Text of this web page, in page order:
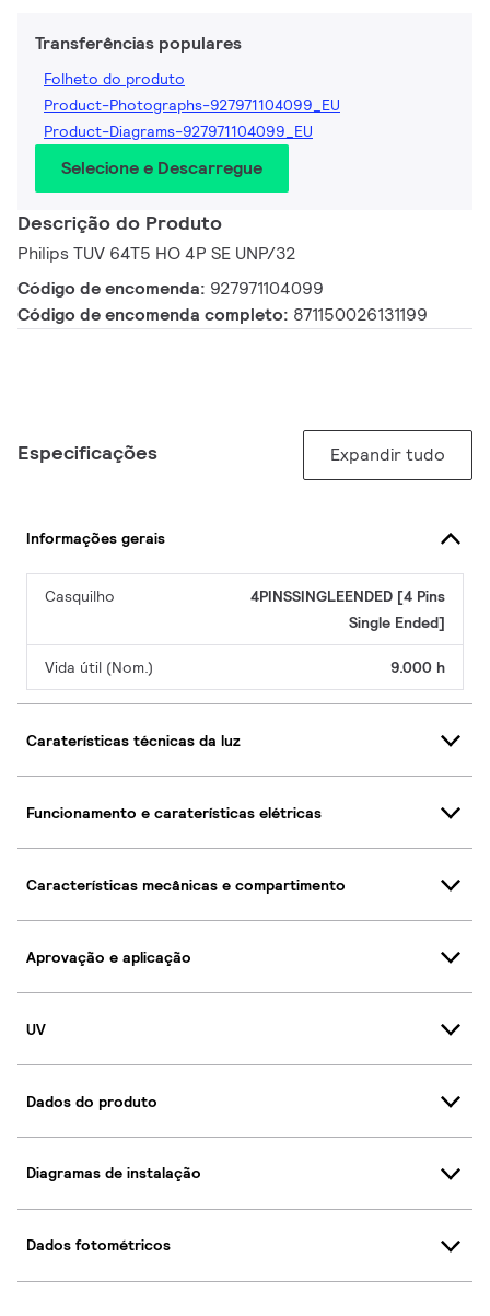
Transferências populares
Folheto do produto
Product-Photographs-927971104099_EU
Product-Diagrams-927971104099_EU
Selecione e Descarregue
Descrição do Produto
Philips TUV 64T5 HO 4P SE UNP/32
Código de encomenda: 927971104099
Código de encomenda completo: 871150026131199
Especificações Expandir tudo
Informações gerais
Casquilho
4PINSSINGLEENDED [4 Pins
Single Ended]
Vida útil (Nom.) 9.000 h
Caraterísticas técnicas da luz
Funcionamento e caraterísticas elétricas
Características mecânicas e compartimento
Aprovação e aplicação
UV
Dados do produto
Diagramas de instalação
Dados fotométricos